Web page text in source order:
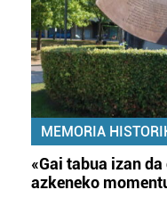
MEMORIA
«Gai tabua izan
azkeneko